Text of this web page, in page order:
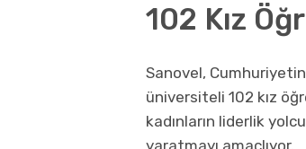
102 Kız
Sanovel,
üniversiteli 102 kız
kadınların liderlik
yaratmayı amaçlıyor.